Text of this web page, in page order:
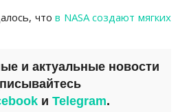
чтов NASA создают мягких
и актуальные новости
и Telegram.